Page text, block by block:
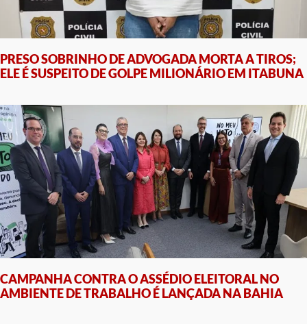
PRESO SOBRINHO DE ADVOGADA MORTA A TIROS;
ELE É SUSPEITO DE GOLPE MILIONÁRIO EM ITABUNA
CAMPANHA CONTRA O ASSÉDIO ELEITORAL NO
AMBIENTE DE TRABALHO É LANÇADA NA BAHIA